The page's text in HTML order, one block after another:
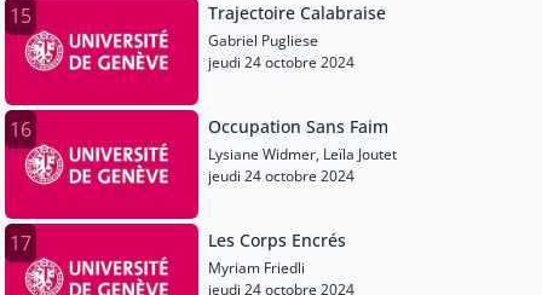
15 Trajectoire Calabraise
Gabriel Pugliese
jeudi 24 octobre 2024
16 Occupation Sans Faim
Lysiane Widmer, Leïla Joutet
jeudi 24 octobre 2024
17 Les Corps Encrés
Myriam Friedli
jeudi 24 octobre 2024